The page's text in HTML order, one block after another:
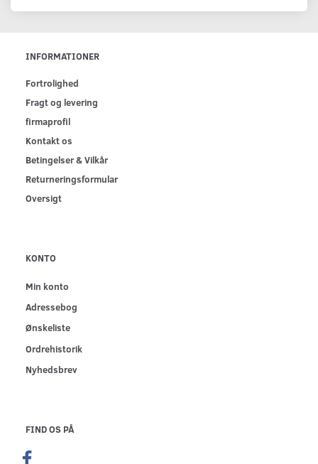
INFORMATIONER
Fortrolighed
Fragt og levering
firmaprofil
Kontakt os
Betingelser & Vilkår
Returneringsformular
Oversigt
KONTO
Min konto
Adressebog
Ønskeliste
Ordrehistorik
Nyhedsbrev
FIND OS PÅ